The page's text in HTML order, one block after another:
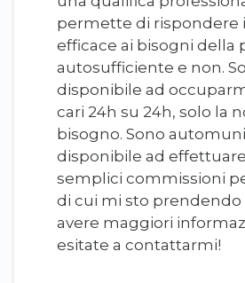
permette di rispondere
efficace ai bisogni della
autosufficiente e non.
disponibile ad
cari 24h su 24h, solo la
bisogno. Sono
disponibile ad
semplici commissioni
di cui mi sto prendendo
avere maggiori
esitate a contattarmi!